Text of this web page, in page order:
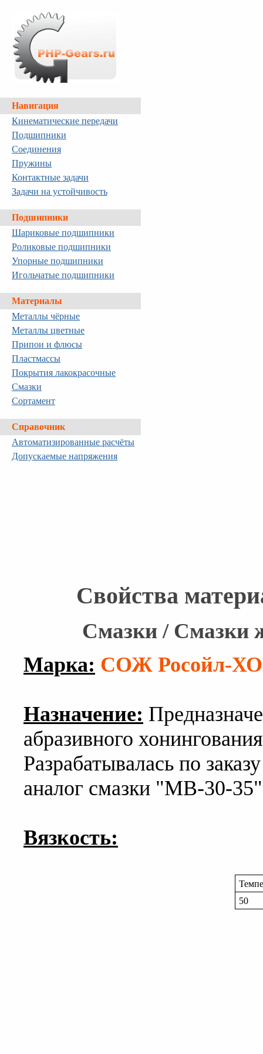
Навигация
Кинематические передачи
Подшипники
Соединения
Пружины
Контактные задачи
Задачи на устойчивость
Подшипники
Шариковые подшипники
Роликовые подшипники
Упорные подшипники
Игольчатые подшипники
Материалы
Металлы чёрные
Металлы цветные
Припои и флюсы
Пластмассы
Покрытия лакокрасочные
Смазки
Сортамент
Справочник
Автоматизированные расчёты
Допускаемые напряжения
Свойства
Смазки /
Марка: СОЖ Росойл-
Назначение:
абразивного
Разрабатывалась по
аналог смазки "МВ-30-
Вязкость:
50